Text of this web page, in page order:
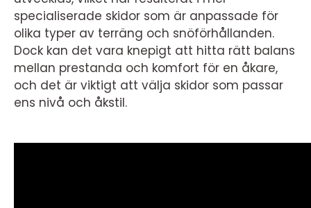
specialiserade skidor som är anpassade för
olika typer av terräng och snöförhållanden.
Dock kan det vara knepigt att hitta rätt balans
mellan prestanda och komfort för en åkare,
och det är viktigt att välja skidor som passar
ens nivå och åkstil.